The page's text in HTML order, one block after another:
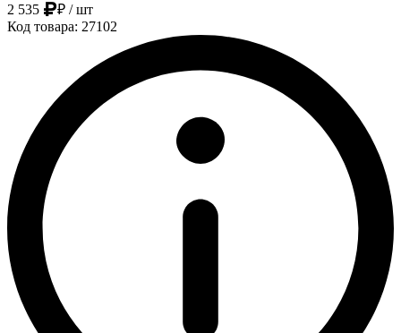
2 535
₽ / шт
Код товара: 27102